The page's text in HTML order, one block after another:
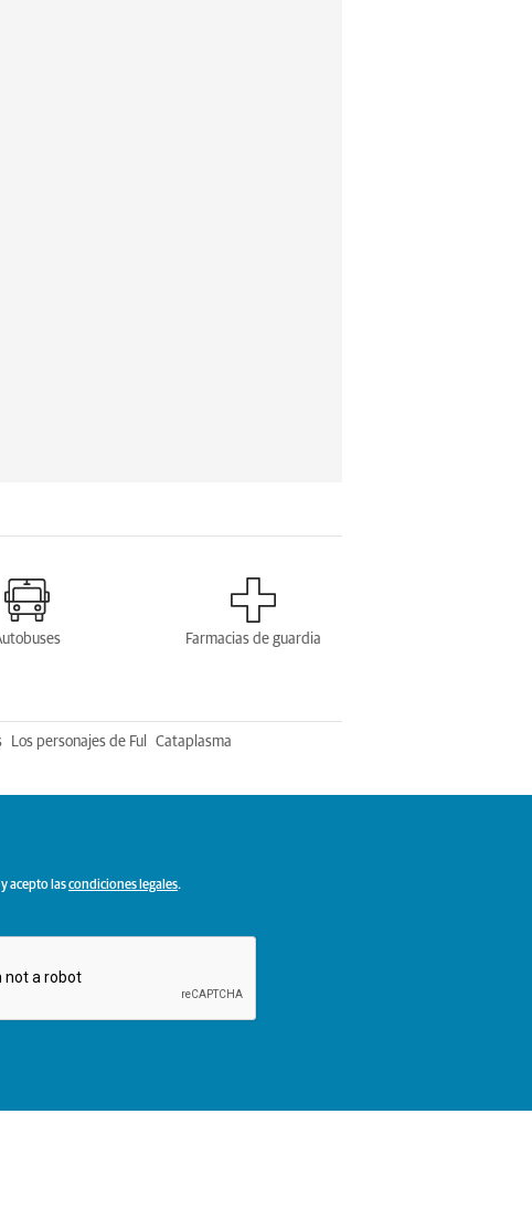
Farmacias de guardia
Los personajes de Ful Cataplasma
acepto lascondiciones legales.